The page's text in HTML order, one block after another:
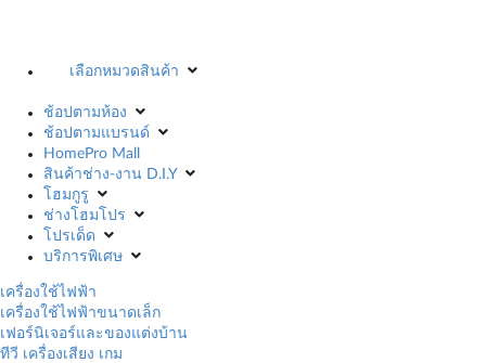
เลือกหมวดสินค้า
ช้อปตามห้อง
ช้อปตามแบรนด์
HomePro Mall
สินค้าช่าง-งาน D.I.Y
โฮมกูรู
ช่างโฮมโปร
โปรเด็ด
บริการพิเศษ
เครื่องใช้ไฟฟ้า
เครื่องใช้ไฟฟ้าขนาดเล็ก
เฟอร์นิเจอร์และของแต่งบ้าน
ทีวี เครื่องเสียง เกม